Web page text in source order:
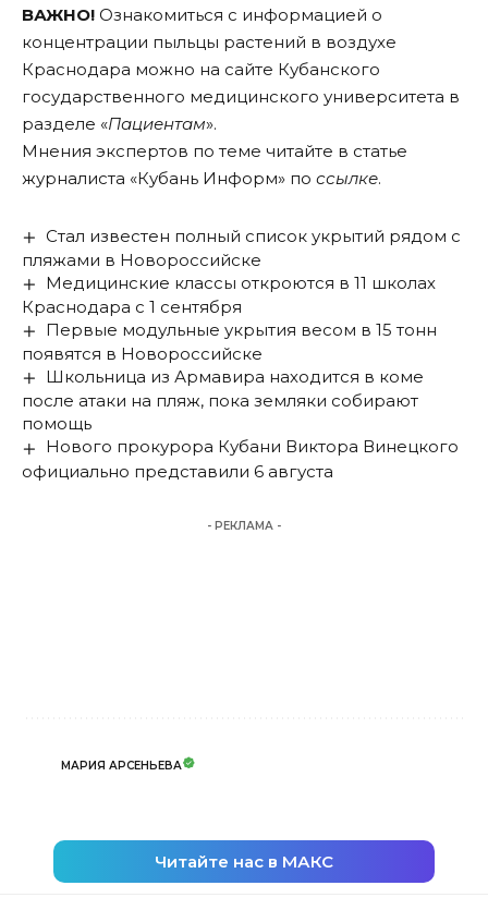
ВАЖНО! Ознакомиться с информацией о
концентрации пыльцы растений в воздухе
Краснодара можно на сайте Кубанского
государственного медицинского университета в
разделе «Пациентам».
Мнения экспертов по теме читайте в статье
журналиста «Кубань Информ» по ссылке.
Стал известен полный список укрытий рядом с
пляжами в Новороссийске
Медицинские классы откроются в 11 школах
Краснодара с 1 сентября
Первые модульные укрытия весом в 15 тонн
появятся в Новороссийске
Школьница из Армавира находится в коме
после атаки на пляж, пока земляки собирают
помощь
Нового прокурора Кубани Виктора Винецкого
официально представили 6 августа
- РЕКЛАМА -
МАРИЯ АРСЕНЬЕВА
Читайте нас в МАКС